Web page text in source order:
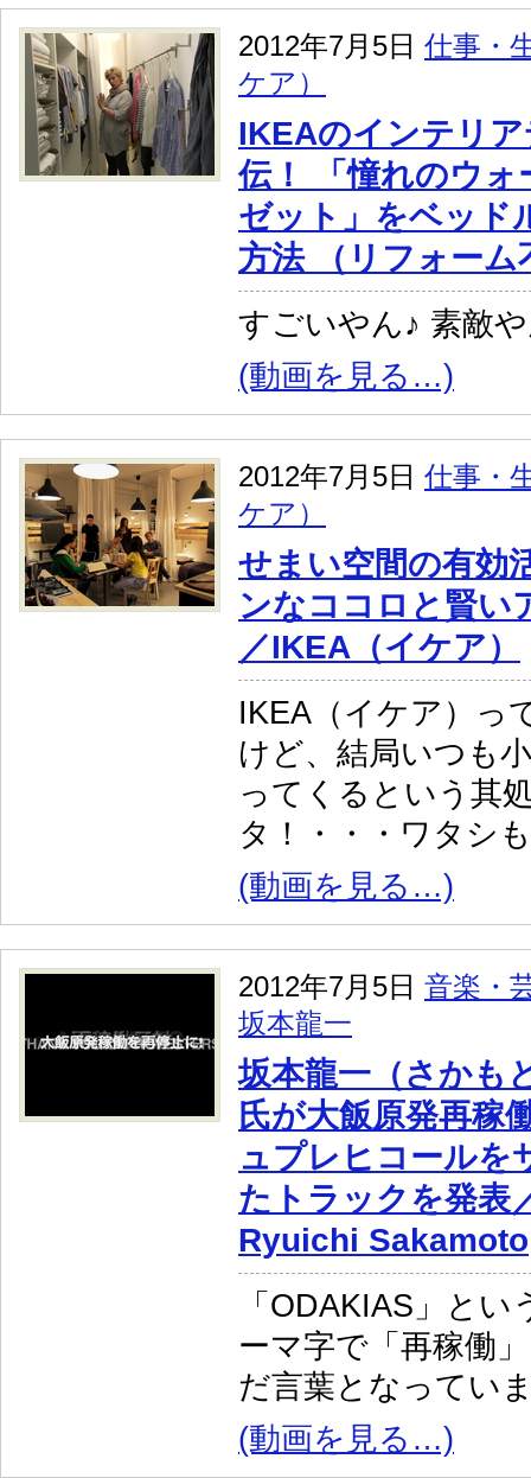
2012年7月5日 仕事・
ケア）
IKEAのインテリ
伝！ 「憧れのウォ
ゼット」をベッド
方法 （リフォーム
すごいやん♪ 素敵
(動画を見る…)
2012年7月5日 仕事・
ケア）
せまい空間の有効
ンなココロと賢い
／IKEA（イケア）
IKEA（イケア）っ
けど、結局いつも
ってくるという其
タ！・・・ワタシ
(動画を見る…)
2012年7月5日 音楽・
坂本龍一
坂本龍一（さかも
氏が大飯原発再稼
ュプレヒコールを
たトラックを発表
Ryuichi Sakamoto
「ODAKIAS」と
ーマ字で「再稼働
だ言葉となってい
(動画を見る…)